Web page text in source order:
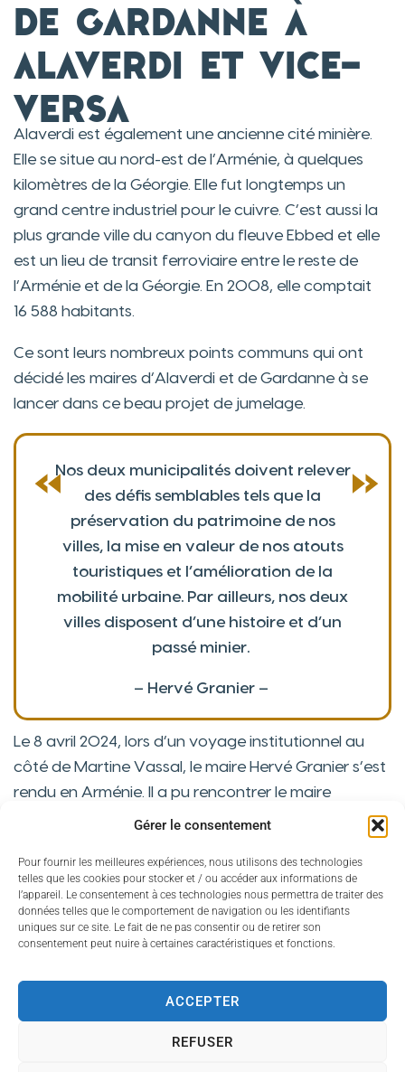
Gérer le consentement
Pour fournir les meilleures expériences, nous utilisons des technologies
telles que les cookies pour stocker et / ou accéder aux informations de
l’appareil. Le consentement à ces technologies nous permettra de traiter des
données telles que le comportement de navigation ou les identifiants
uniques sur ce site. Le fait de ne pas consentir ou de retirer son
consentement peut nuire à certaines caractéristiques et fonctions.
ACCEPTER
REFUSER
De Gardanne à
Alaverdi et vice-
versa
Alaverdi est également une ancienne cité minière.
Elle se situe au nord-est de l’Arménie, à quelques
kilomètres de la Géorgie. Elle fut longtemps un
grand centre industriel pour le cuivre. C’est aussi la
plus grande ville du canyon du fleuve Ebbed et elle
est un lieu de transit ferroviaire entre le reste de
l’Arménie et de la Géorgie. En 2008, elle comptait
16 588 habitants.
Ce sont leurs nombreux points communs qui ont
décidé les maires d’Alaverdi et de Gardanne à se
lancer dans ce beau projet de jumelage.
«Nos deux municipalités doivent relever
des défis semblables tels que la
préservation du patrimoine de nos
villes, la mise en valeur de nos atouts
touristiques et l’amélioration de la
mobilité urbaine. Par ailleurs, nos deux
villes disposent d’une histoire et d’un
passé minier.
– Hervé Granier –
»
Le 8 avril 2024, lors d’un voyage institutionnel au
côté de Martine Vassal, le maire Hervé Granier s’est
rendu en Arménie. Il a pu rencontrer le maire
d’Alaverdi afin d’échanger et concrétiser leur désir
commune poursuit son travail.
Alaverdi accueille la délégation
gardannaise
En septembre 2024, une délégation de la ville de